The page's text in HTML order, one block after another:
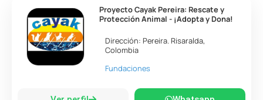
Proyecto Cayak Pereira: Rescate y
Protección Animal - ¡Adopta y Dona!
Dirección: Pereira. Risaralda,
Colombia
Fundaciones